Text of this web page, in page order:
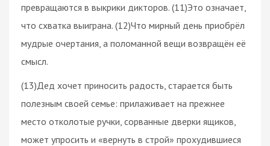
превращаются в выкрики дикторов. (11)Это означает,
что схватка выиграна. (12)Что мирный день приобрёл
мудрые очертания, а поломанной вещи возвращён её
смысл.
(13)Дед хочет приносить радость, старается быть
полезным своей семье: прилаживает на прежнее
место отколотые ручки, сорванные дверки ящиков,
может упросить и «вернуть в строй» прохудившиеся